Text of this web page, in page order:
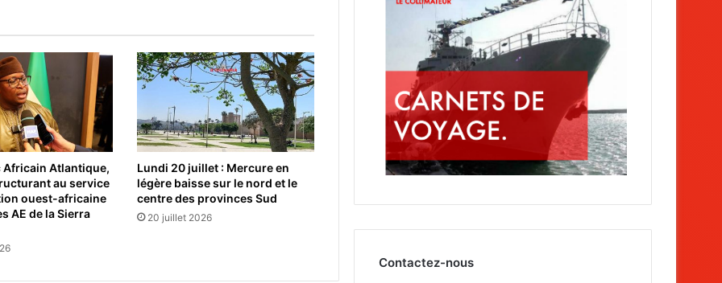
Africain Atlantique,
au service
ouest-africaine
AE de la Sierra
Lundi 20 juillet : Mercure en
légère baisse sur le nord et le
centre des provinces Sud
20 juillet 2026
Contactez-nous